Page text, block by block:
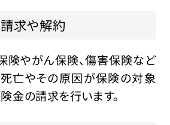
求や解約
険やがん保険、傷害保険など
死亡やその原因が保険の対象
金の請求を行います。